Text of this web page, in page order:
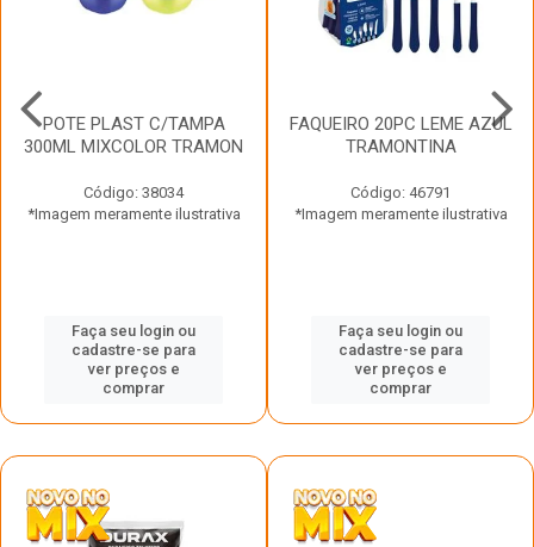
POTE PLAST C/TAMPA
300ML MIXCOLOR TRAMON
Código: 38034
*Imagem meramente ilustrativa
Faça seu login ou
cadastre-se para
ver preços e
comprar
FAQUEIRO 20PC LEME AZUL
TRAMONTINA
Código: 46791
*Imagem meramente ilustrativa
Faça seu login ou
cadastre-se para
ver preços e
comprar